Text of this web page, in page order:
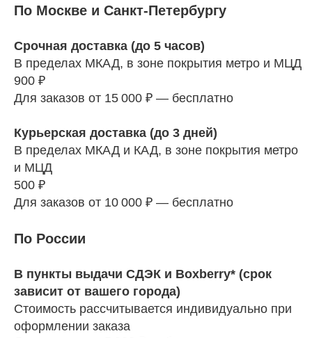
По Москве и Санкт-Петербургу
Срочная доставка (до 5 часов)
В пределах МКАД, в зоне покрытия метро и МЦД
900 ₽
Для заказов от 15 000 ₽ — бесплатно
Курьерская доставка (до 3 дней)
В пределах МКАД и КАД, в зоне покрытия метро
и МЦД
500 ₽
Для заказов от 10 000 ₽ — бесплатно
По России
В пункты выдачи СДЭК и Boxberry* (срок
зависит от вашего города)
Стоимость рассчитывается индивидуально при
оформлении заказа